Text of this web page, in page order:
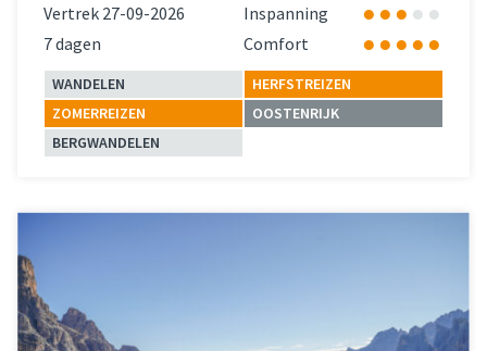
Vertrek 27-09-2026
Inspanning
7 dagen
Comfort
WANDELEN
HERFSTREIZEN
ZOMERREIZEN
OOSTENRIJK
BERGWANDELEN